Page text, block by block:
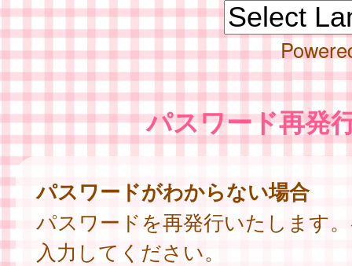
パスワード再発
パスワードがわからない場合
パスワードを再発行いたします
入力してください。